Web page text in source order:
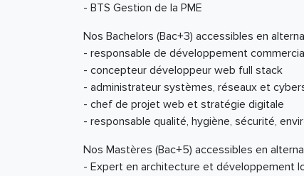
- BTS Gestion de la PME
Nos Bachelors (Bac+3) accessibles en
- responsable de développement
- concepteur développeur web full stack
- administrateur systèmes, réseaux et
- chef de projet web et stratégie digitale
- responsable qualité, hygiène, sécurité,
Nos Mastères (Bac+5) accessibles en
- Expert en architecture et développement